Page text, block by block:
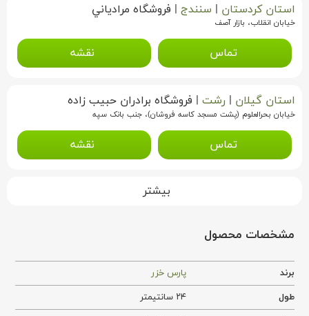
استان کردستان | سنندج | فروشگاه مرادياني
خيابان انقلاب، بازار آصف
تماس نقشه
استان گیلان | رشت | فروشگاه برادران حبیب زاده
خیابان بحرالعلوم (پشت مسجد کاسه فروشان)، جنب بانک سپه
تماس نقشه
بیشتر
مشخصات محصول
برند
پارس خزر
طول
۲۴ سانتیمتر